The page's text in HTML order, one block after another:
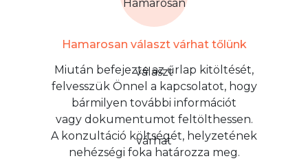
Hamarosan választ várhat tőlünk
Miután befejezte az űrlap kitöltését,
felvesszük Önnel a kapcsolatot, hogy
bármilyen további információt
vagy dokumentumot feltölthessen.
A konzultáció költségét, helyzetének
nehézségi foka határozza meg.